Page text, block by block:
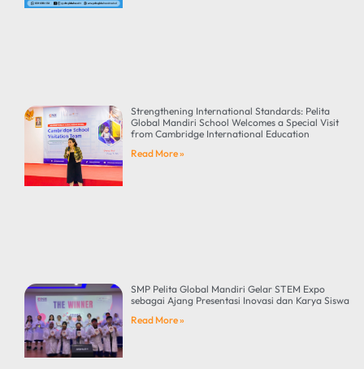
Strengthening International Standards: Pelita
Global Mandiri School Welcomes a Special Visit
from Cambridge International Education
Read More »
SMP Pelita Global Mandiri Gelar STEM Expo
sebagai Ajang Presentasi Inovasi dan Karya Siswa
Read More »